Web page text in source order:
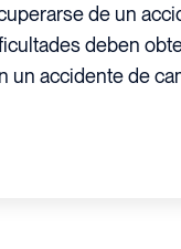
de un
deben
un accidente de